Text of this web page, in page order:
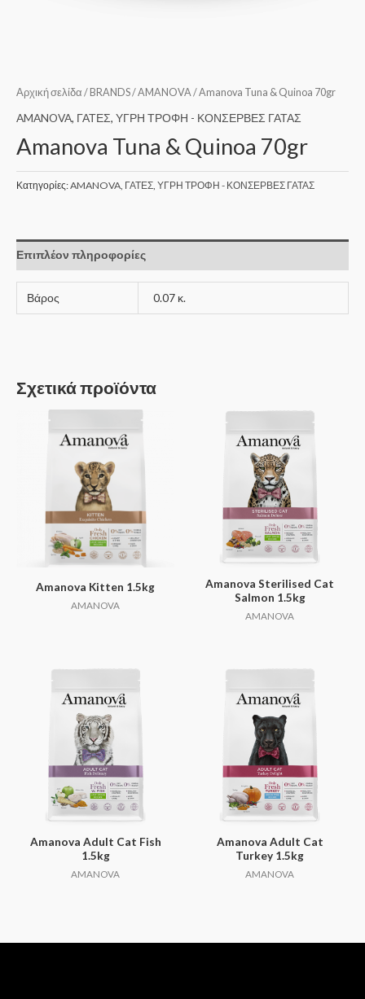
Αρχική σελίδα / BRANDS/AMANOVA/ Amanova Tuna & Quinoa 70gr
AMANOVA, ΓΑΤΕΣ, ΥΓΡΗ ΤΡΟΦΗ - ΚΟΝΣΕΡΒΕΣ ΓΑΤΑΣ
Amanova Tuna & Quinoa 70gr
Κατηγορίες:AMANOVA, ΓΑΤΕΣ, ΥΓΡΗ ΤΡΟΦΗ - ΚΟΝΣΕΡΒΕΣ ΓΑΤΑΣ
Επιπλέον πληροφορίες
Βάρος 0.07 κ.
Σχετικά προϊόντα
Amanova Kitten 1.5kg
AMANOVA
Amanova Sterilised Cat
Salmon 1.5kg
AMANOVA
Amanova Adult Cat Fish
1.5kg
AMANOVA
Amanova Adult Cat
Turkey 1.5kg
AMANOVA